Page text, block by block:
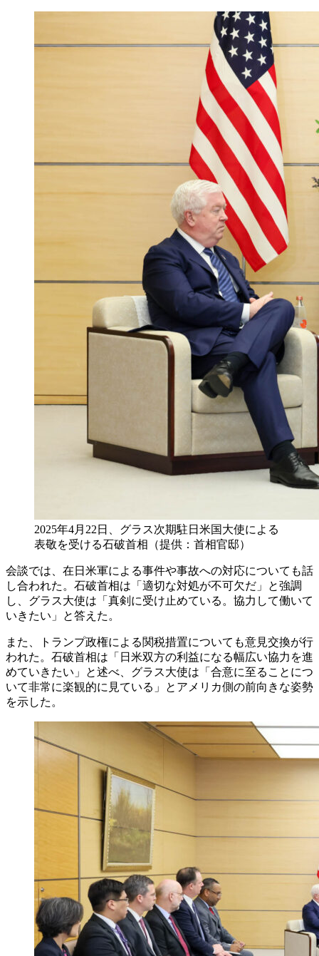
2025年4月22日、グラス次期駐日米国大使による
表敬を受ける石破首相（提供：首相官邸）
会談では、在日米軍による事件や事故への対応についても話
し合われた。石破首相は「適切な対処が不可欠だ」と強調
し、グラス大使は「真剣に受け止めている。協力して働いて
いきたい」と答えた。
また、トランプ政権による関税措置についても意見交換が行
われた。石破首相は「日米双方の利益になる幅広い協力を進
めていきたい」と述べ、グラス大使は「合意に至ることにつ
いて非常に楽観的に見ている」とアメリカ側の前向きな姿勢
を示した。